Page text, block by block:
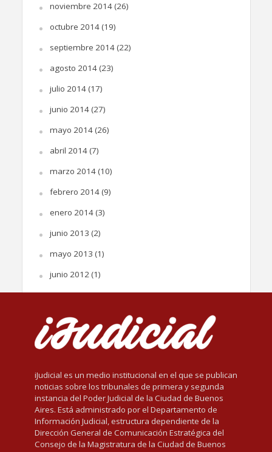
noviembre 2014(26)
octubre 2014(19)
septiembre 2014(22)
agosto 2014(23)
julio 2014(17)
junio 2014(27)
mayo 2014(26)
abril 2014(7)
marzo 2014(10)
febrero 2014(9)
enero 2014(3)
junio 2013 (2)
mayo 2013 (1)
junio 2012(1)
iJudicial es un medio institucional en el que se publican
noticias sobre los tribunales de primera y segunda
instancia del Poder Judicial de la Ciudad de Buenos
Aires. Está administrado por el Departamento de
Información Judicial, estructura dependiente de la
Dirección General de Comunicación Estratégica del
Consejo de la Magistratura de la Ciudad de Buenos